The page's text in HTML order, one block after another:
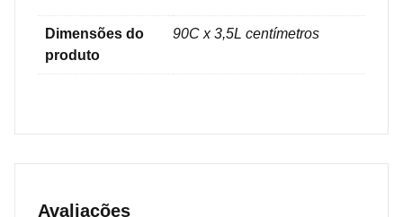
Dimensões do
produto
90C x 3,5L centímetros
Avaliações